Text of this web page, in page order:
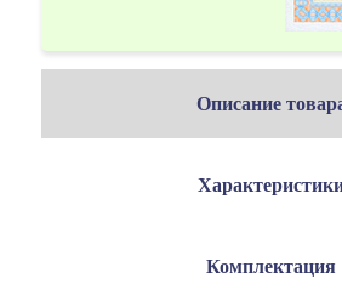
Описание
Комплектация